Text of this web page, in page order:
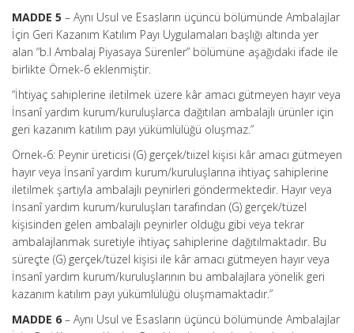
MADDE 5 – Aynı Usul ve Esasların üçüncü bölümünde Ambalajlar
İçin Geri Kazanım Katılım Payı Uygulamaları başlığı altında yer
alan “b.l Ambalaj Piyasaya Sürenler” bölümüne aşağıdaki ifade ile
birlikte Örnek-6 eklenmiştir.
“İhtiyaç sahiplerine iletilmek üzere kâr amacı gütmeyen hayır veya
İnsanî yardım kurum/kuruluşlarca dağıtılan ambalajlı ürünler için
geri kazanım katılım payı yükümlülüğü oluşmaz.”
Örnek-6: Peynir üreticisi (G) gerçek/tıizel kişisi kâr amacı gütmeyen
hayır veya İnsanî yardım kurum/kuruluşlarına ihtiyaç sahiplerine
iletilmek şartıyla ambalajlı peynirleri göndermektedir. Hayır veya
İnsanî yardım kurum/kuruluşları tarafından (G) gerçek/tüzel
kişisinden gelen ambalajlı peynirler olduğu gibi veya tekrar
ambalajlanmak suretiyle ihtiyaç sahiplerine dağıtılmaktadır. Bu
süreçte (G) gerçek/tüzel kişisi ile kâr amacı gütmeyen hayır veya
İnsanî yardım kurum/kuruluşlarının bu ambalajlara yönelik geri
kazanım katılım payı yükümlülüğü oluşmamaktadır.”
MADDE 6 – Aynı Usul ve Esasların üçüncü bölümünde Ambalajlar